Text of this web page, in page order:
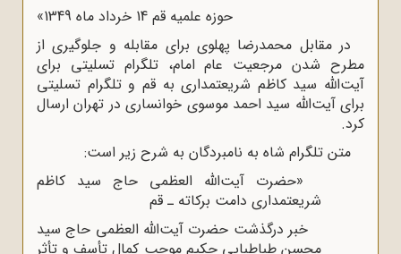
حوزه علمیه قم 14 خرداد ماه 1349»
در مقابل محمدرضا پهلوی برای مقابله و جلوگیری از
مطرح شدن مرجعیت عام امام، تلگرام تسلیتی برای
آیت‌الله سید کاظم شریعتمداری به قم و تلگرام تسلیتی
برای آیت‌الله سید احمد موسوی خوانساری در تهران ارسال
کرد.
متن تلگرام شاه به نامبردگان به شرح زیر است:
«حضرت آیت‌الله العظمی حاج سید کاظم
شریعتمداری دامت برکاته ـ قم
خبر درگذشت حضرت آیت‌الله العظمی حاج سید
محسن طباطبایی حکیم موجب کمال تأسف و تأثر